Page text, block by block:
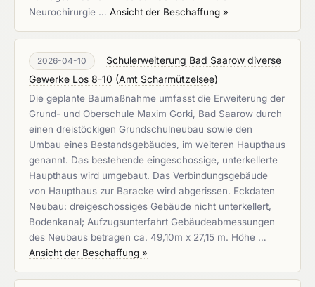
Neurochirurgie … Ansicht der Beschaffung »
2026-04-10
Schulerweiterung Bad Saarow diverse
Gewerke Los 8-10 (Amt Scharmützelsee)
Die geplante Baumaßnahme umfasst die Erweiterung der
Grund- und Oberschule Maxim Gorki, Bad Saarow durch
einen dreistöckigen Grundschulneubau sowie den
Umbau eines Bestandsgebäudes, im weiteren Haupthaus
genannt. Das bestehende eingeschossige, unterkellerte
Haupthaus wird umgebaut. Das Verbindungsgebäude
von Haupthaus zur Baracke wird abgerissen. Eckdaten
Neubau: dreigeschossiges Gebäude nicht unterkellert,
Bodenkanal; Aufzugsunterfahrt Gebäudeabmessungen
des Neubaus betragen ca. 49,10m x 27,15 m. Höhe …
Ansicht der Beschaffung »